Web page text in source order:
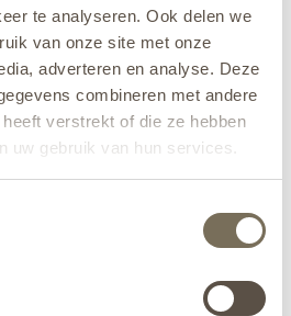
te analyseren. Ook delen we
van onze site met onze
adverteren en analyse. Deze
combineren met andere
verstrekt of die ze hebben
uw gebruik van hun services.